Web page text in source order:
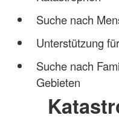
Suche nach
Unterstützung
Suche nach
Gebieten